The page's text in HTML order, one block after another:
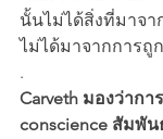
นั้นไม่ได้สิ่งที่มาจา
ไม่ได้มาจากการถู
.
Carveth มองว่าก
conscience สัมพั